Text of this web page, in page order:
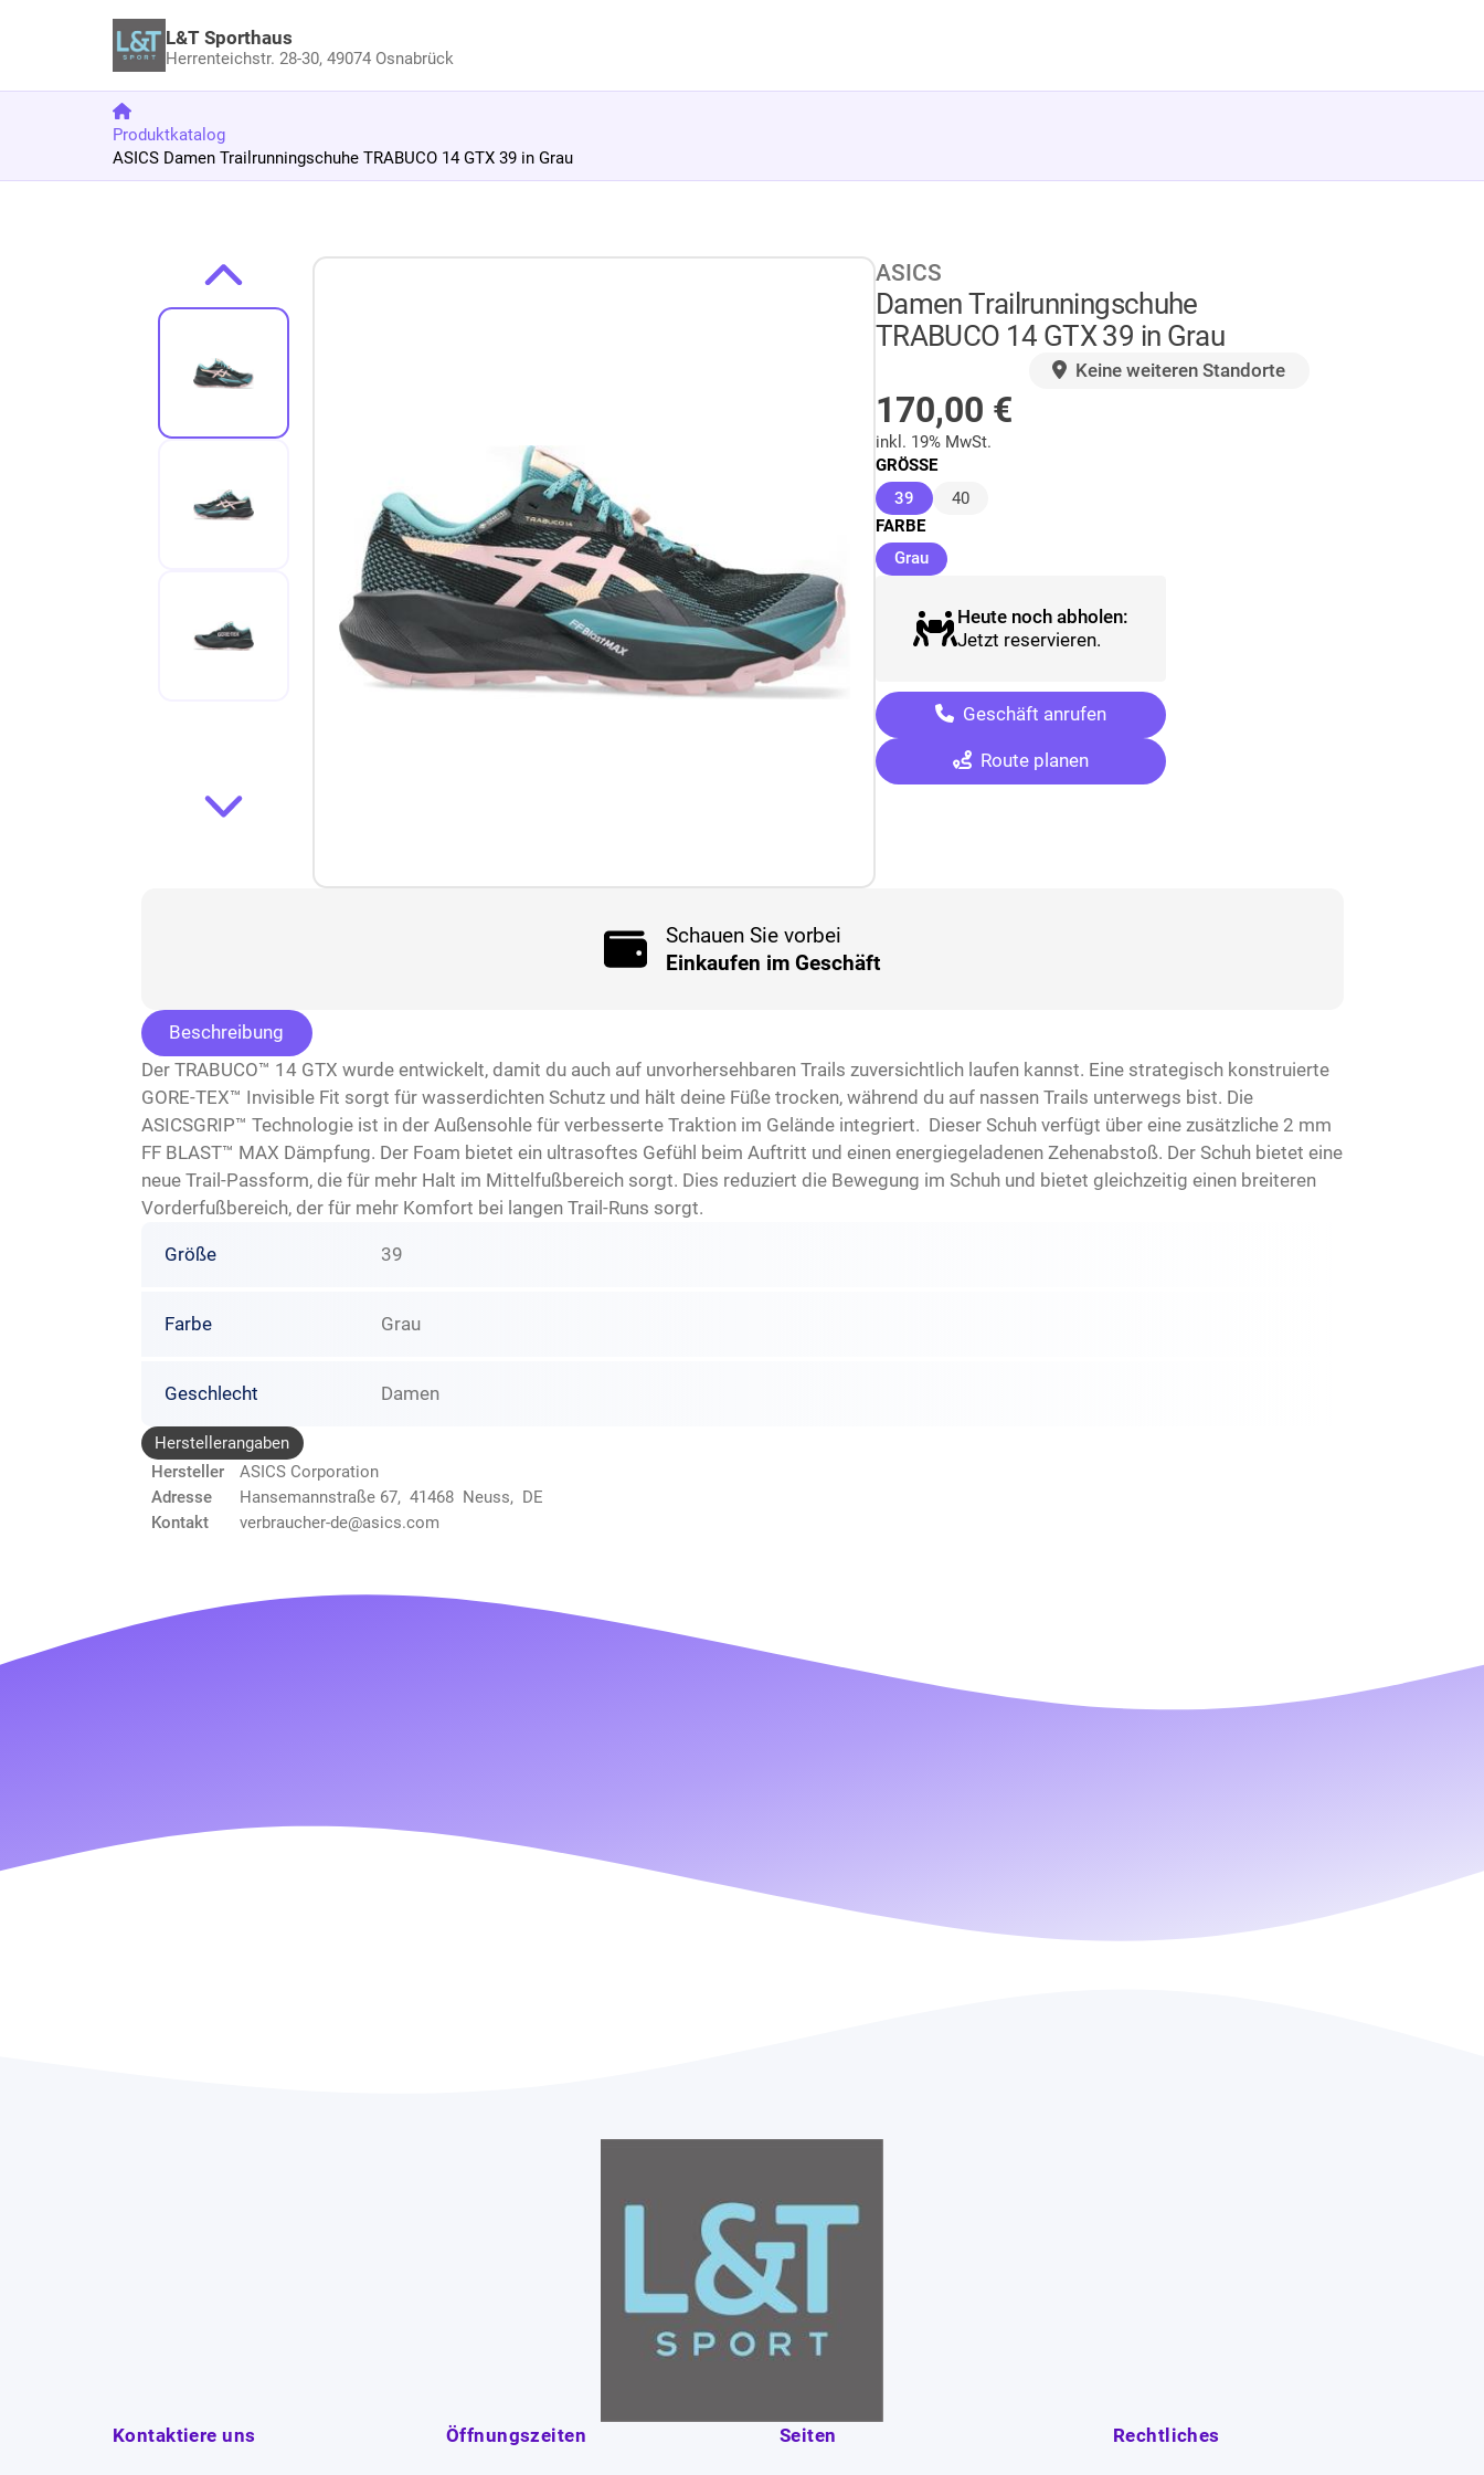
L&T Sporthaus
Herrenteichstr. 28-30,49074 Osnabrück
Produktkatalog
ASICS Damen Trailrunningschuhe TRABUCO 14 GTX 39 in Grau
Zur Produktbeschreibung springen ASICS
Damen Trailrunningschuhe
TRABUCO 14 GTX 39 in Grau
Keine weiteren Standorte
170,00 €
inkl. 19% MwSt.
GRÖSSE
39 (ausgewählt)
40
FARBE
Grau(ausgewählt)
Heute noch abholen:
Jetzt reservieren.
Geschäft anrufen
Route planen
Schauen Sie vorbei
Einkaufen im Geschäft
Beschreibung
Der TRABUCO™ 14 GTX wurde entwickelt, damit du auch auf unvorhersehbaren Trails zuversichtlich laufen kannst. Eine strategisch konstruierte
GORE-TEX™ Invisible Fit sorgt für wasserdichten Schutz und hält deine Füße trocken, während du auf nassen Trails unterwegs bist. Die
ASICSGRIP™ Technologie ist in der Außensohle für verbesserte Traktion im Gelände integriert. ​ Dieser Schuh verfügt über eine zusätzliche 2 mm
FF BLAST™ MAX Dämpfung. Der Foam bietet ein ultrasoftes Gefühl beim Auftritt und einen energiegeladenen Zehenabstoß. Der Schuh bietet eine
neue Trail-Passform, die für mehr Halt im Mittelfußbereich sorgt. Dies reduziert die Bewegung im Schuh und bietet gleichzeitig einen breiteren
Vorderfußbereich, der für mehr Komfort bei langen Trail-Runs sorgt.
Größe 39
Farbe Grau
Geschlecht Damen
Herstellerangaben
Hersteller
ASICS Corporation
Adresse
Hansemannstraße 67, 41468 Neuss, DE
Kontakt
verbraucher-de@asics.com
Kontaktiere uns Öffnungszeiten Seiten Rechtliches